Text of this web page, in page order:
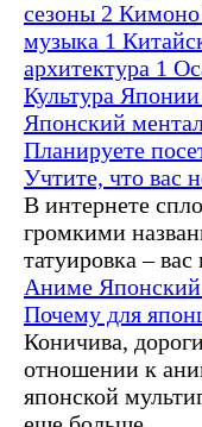
сезоны 2 Кимоно
музыка 1
архитектура 1
Культура Японии
Японский
Планируете
Учтите, что вас
В интернете
громкими
татуировка –
Аниме
Почему для
Коничива,
отношении к
японской